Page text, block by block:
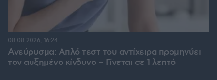
Ανεύρυσμα: Απλό τεστ του αντίχειρα προμηνύει
τον αυξημένο κίνδυνο – Γίνεται σε 1 λεπτό
08.08.2026, 16:24